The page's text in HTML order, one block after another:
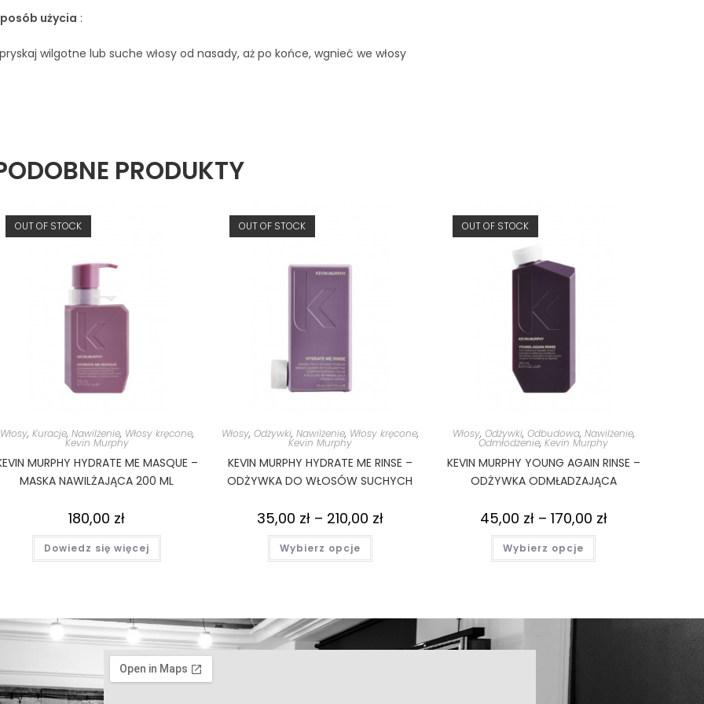
użycia :
wilgotne lub suche włosy od nasady, aż po końce, wgnieć we włosy
PRODUKTY
OUT OF STOCK
Włosy, Kuracje, Nawilżenie, Włosy kręcone,
Kevin Murphy
MURPHY HYDRATE ME MASQUE –
MASKA NAWILŻAJĄCA 200 ML
180,00 zł
Dowiedz się więcej
OUT OF STOCK
Włosy, Odżywki, Nawilżenie, Włosy kręcone,
Kevin Murphy
KEVIN MURPHY HYDRATE ME RINSE –
ODŻYWKA DO WŁOSÓW SUCHYCH
35,00 zł – 210,00 zł
Wybierz opcje
OUT OF STOCK
Włosy, Odżywki, Odbudowa, Nawilżenie,
Odmłodzenie,Kevin Murphy
KEVIN MURPHY YOUNG AGAIN RINSE –
ODŻYWKA ODMŁADZAJĄCA
45,00 zł – 170,00 zł
Wybierz opcje